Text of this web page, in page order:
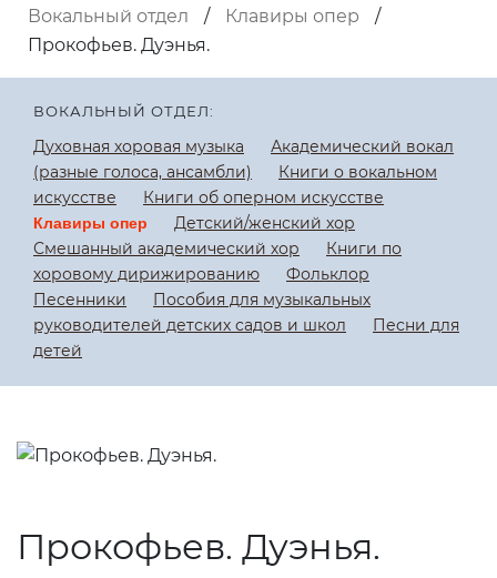
Вокальный отдел
/ Клавиры опер
/
Прокофьев. Дуэнья.
ВОКАЛЬНЫЙ ОТДЕЛ:
Духовная хоровая музыка
Академический вокал
(разные голоса, ансамбли)
Книги о вокальном
искусстве
Книги об оперном искусстве
Клавиры опер
Детский/женский хор
Смешанный академический хор
Книги по
хоровому дирижированию
Фольклор
Песенники
Пособия для музыкальных
руководителей детских садов и школ
Песни для
детей
Прокофьев. Дуэнья.